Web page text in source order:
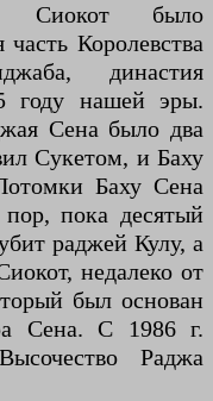
Сиокот было
Королевства
династия
году нашей эры.
Сена было два
Сукетом, и Баху
Баху Сена
пока десятый
раджей Кулу, а
недалеко от
был основан
Сена. С 1986 г.
Раджа